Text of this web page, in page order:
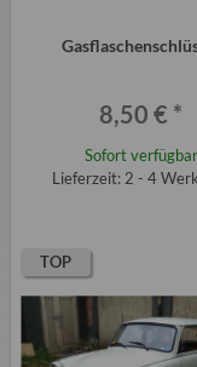
8,50 € *
Sofort verfügbar
Lieferzeit: 2 - 4
TOP